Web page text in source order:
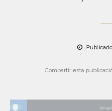
Compartir esta